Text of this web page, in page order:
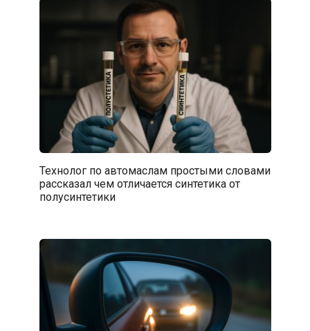
Технолог по автомаслам простыми словами
рассказал чем отличается синтетика от
полусинтетики